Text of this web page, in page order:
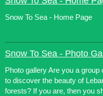
Snow To Sea - Home Page
Snow To Sea - Photo
Photo gallery Are you a
to discover the beauty of
forests? If you are, then you